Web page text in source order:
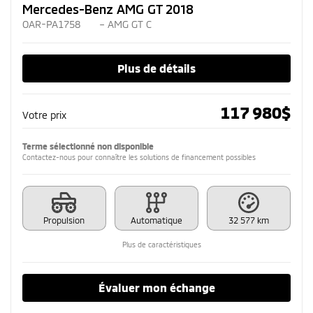
Mercedes-Benz AMG GT 2018
OAR-PA1758 – AMG GT C
Plus de détails
Votre prix 117 980$
Terme sélectionné non disponible
Contactez-nous pour connaître les solutions de financement possibles
Propulsion Automatique 32 577 km
Plus de caractéristiques
Évaluer mon échange